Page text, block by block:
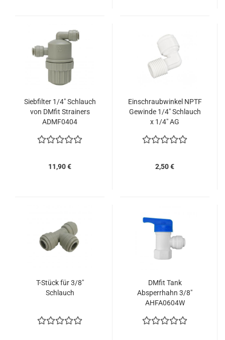
Siebfilter 1/4" Schlauch
von DMfit Strainers
ADMF0404
11,90 €
Einschraubwinkel NPTF
Gewinde 1/4" Schlauch
x 1/4" AG
2,50 €
T-Stück für 3/8"
Schlauch
DMfit Tank
Absperrhahn 3/8"
AHFA0604W